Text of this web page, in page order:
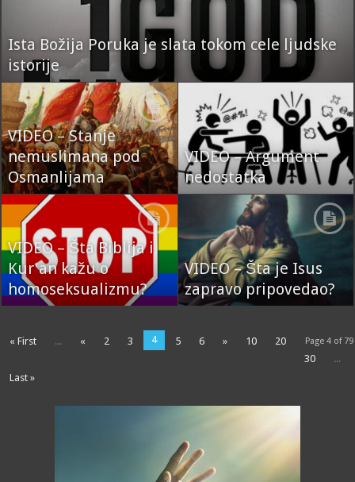
Ista Božija Poruka je slata tokom cele ljudske
istorije
VIDEO – Stanje
nemuslimana pod
Osmanlijama
VIDEO – Argument
nedostatka
VIDEO – Šta Biblija i
Kur'an kažu o
homoseksualizmu?
VIDEO – Šta je Isus
zapravo pripovedao?
Page 4 of 79
« First ... « 2 3 4 5 6 » 10
20
30
...
Last »